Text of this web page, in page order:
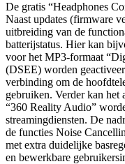
De gratis “Headphones
Naast updates (firmware
uitbreiding van de
batterijstatus. Hier kan
voor het MP3-formaat
(DSEE) worden
verbinding om de
gebruiken. Verder kan het
“360 Reality Audio”
streamingdiensten. De
de functies Noise
met extra duidelijke
en bewerkbare